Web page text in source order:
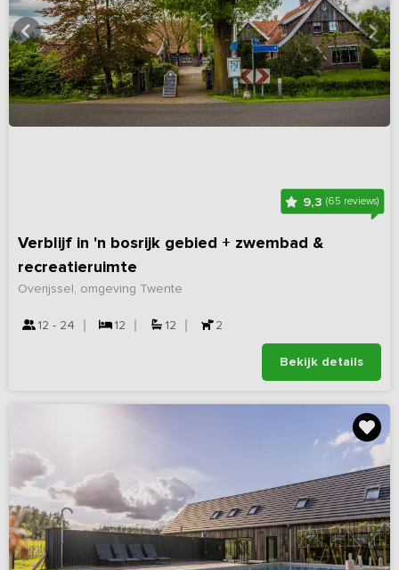
9,3 (65 reviews)
Verblijf in 'n bosrijk gebied + zwembad &
recreatieruimte
Overijssel, omgeving Twente
12 - 24 12 12 2
Bekijk details